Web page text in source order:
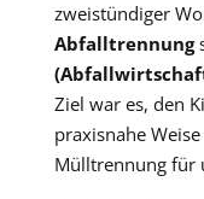
zweistündiger
Abfalltrennung
Ziel war es, den
praxisnahe
Mülltrennung für